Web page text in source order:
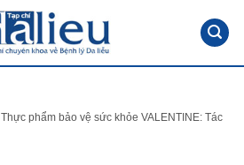
Thực phẩm bảo vệ sức khỏe VALENTINE: Tác